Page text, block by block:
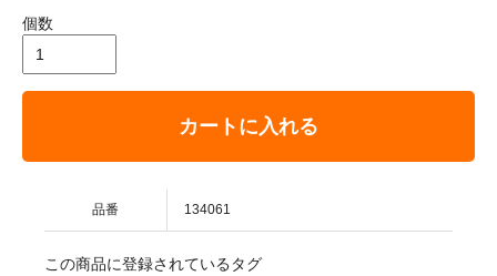
個数
カートに入れる
品番 134061
この商品に登録されているタグ